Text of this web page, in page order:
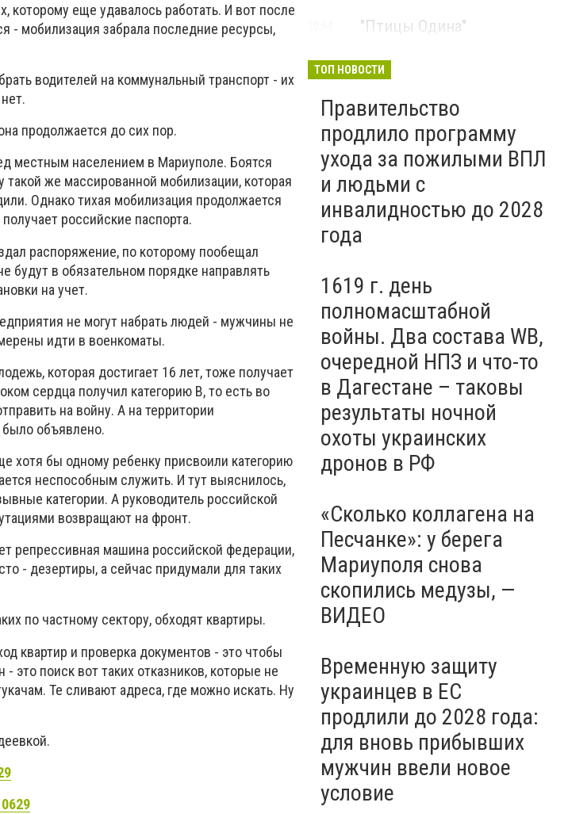
которому еще удавалось работать. И вот после
- мобилизация забрала последние ресурсы,
водителей на коммунальный транспорт - их
продолжается до сих пор.
местным населением в Мариуполе. Боятся
же массированной мобилизации, которая
Однако тихая мобилизация продолжается
российские паспорта.
распоряжение, по которому пообещал
будут в обязательном порядке направлять
на учет.
не могут набрать людей - мужчины не
идти в военкоматы.
которая достигает 16 лет, тоже получает
сердца получил категорию В, то есть во
на войну. А на территории
объявлено.
хотя бы одному ребенку присвоили категорию
неспособным служить. И тут выяснилось,
категории. А руководитель российской
возвращают на фронт.
репрессивная машина российской федерации,
- дезертиры, а сейчас придумали для таких
по частному сектору, обходят квартиры.
квартир и проверка документов - это чтобы
это поиск вот таких отказников, которые не
Те сливают адреса, где можно искать. Ну
"Птицы Одина"
неопубликованные кадры
боевой работы, - ВИДЕО
Мариуполец Андрей
Бедняков сыграет папу
Петрика Пяточкина в
новом украинском фильме,
- ФОТО
5 августа
ТОП НОВОСТИ
Правительство
продлило программу
ухода за пожилыми ВПЛ
и людьми с
инвалидностью до 2028
года
1619 г. день
полномасштабной
войны. Два состава WB,
очередной НПЗ и что-то
в Дагестане – таковы
результаты ночной
охоты украинских
дронов в РФ
«Сколько коллагена на
Песчанке»: у берега
Мариуполя снова
скопились медузы, —
ВИДЕО
Временную защиту
украинцев в ЕС
продлили до 2028 года:
для вновь прибывших
мужчин ввели новое
условие